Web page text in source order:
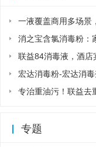
一液覆盖商用多场景
消之宝含氯消毒粉：
联益84消毒液，酒店
宏达消毒粉-宏达消
专治重油污！联益去
专题